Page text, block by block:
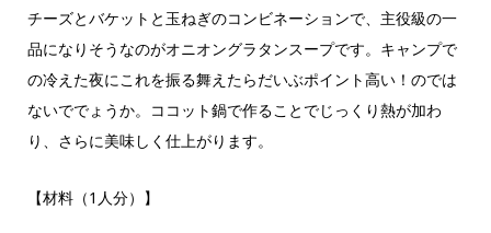
チーズとバケットと玉ねぎのコンビネーションで、主役級の一
品になりそうなのがオニオングラタンスープです。キャンプで
の冷えた夜にこれを振る舞えたらだいぶポイント高い！のでは
ないででょうか。ココット鍋で作ることでじっくり熱が加わ
り、さらに美味しく仕上がります。
【材料（1人分）】